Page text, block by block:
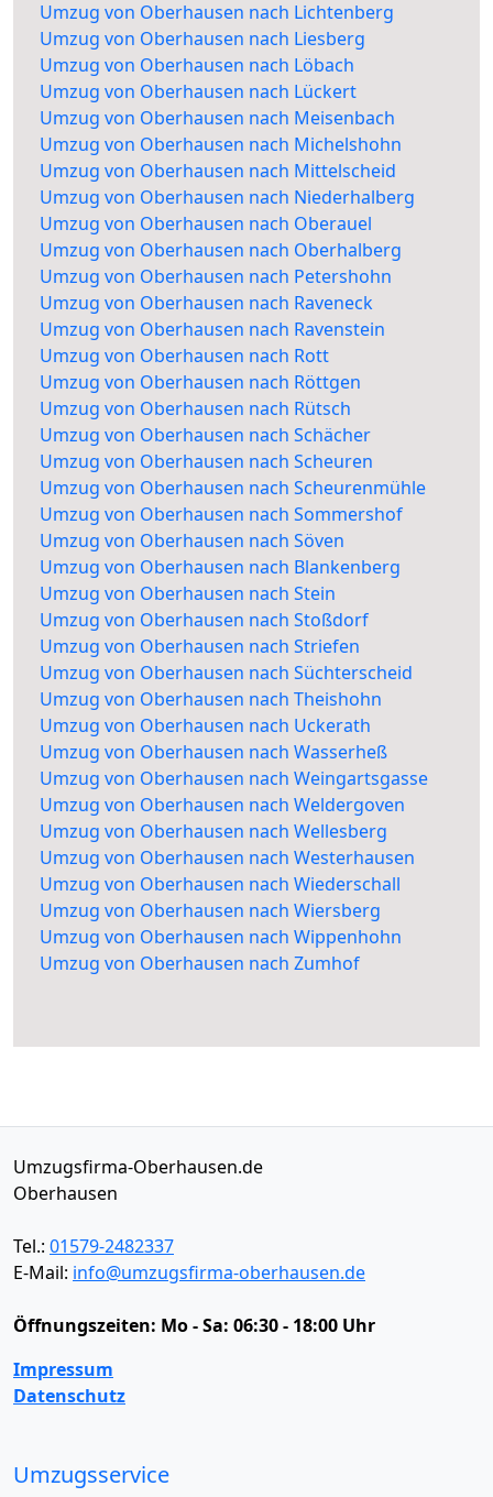
Umzug von Oberhausen nach Lichtenberg
Umzug von Oberhausen nach Liesberg
Umzug von Oberhausen nach Löbach
Umzug von Oberhausen nach Lückert
Umzug von Oberhausen nach Meisenbach
Umzug von Oberhausen nach Michelshohn
Umzug von Oberhausen nach Mittelscheid
Umzug von Oberhausen nach Niederhalberg
Umzug von Oberhausen nach Oberauel
Umzug von Oberhausen nach Oberhalberg
Umzug von Oberhausen nach Petershohn
Umzug von Oberhausen nach Raveneck
Umzug von Oberhausen nach Ravenstein
Umzug von Oberhausen nach Rott
Umzug von Oberhausen nach Röttgen
Umzug von Oberhausen nach Rütsch
Umzug von Oberhausen nach Schächer
Umzug von Oberhausen nach Scheuren
Umzug von Oberhausen nach Scheurenmühle
Umzug von Oberhausen nach Sommershof
Umzug von Oberhausen nach Söven
Umzug von Oberhausen nach Blankenberg
Umzug von Oberhausen nach Stein
Umzug von Oberhausen nach Stoßdorf
Umzug von Oberhausen nach Striefen
Umzug von Oberhausen nach Süchterscheid
Umzug von Oberhausen nach Theishohn
Umzug von Oberhausen nach Uckerath
Umzug von Oberhausen nach Wasserheß
Umzug von Oberhausen nach Weingartsgasse
Umzug von Oberhausen nach Weldergoven
Umzug von Oberhausen nach Wellesberg
Umzug von Oberhausen nach Westerhausen
Umzug von Oberhausen nach Wiederschall
Umzug von Oberhausen nach Wiersberg
Umzug von Oberhausen nach Wippenhohn
Umzug von Oberhausen nach Zumhof
Umzugsfirma-Oberhausen.de
Oberhausen
Tel.: 01579-2482337
E-Mail: info@umzugsfirma-oberhausen.de
Öffnungszeiten: Mo - Sa: 06:30 - 18:00 Uhr
Impressum
Datenschutz
Umzugsservice